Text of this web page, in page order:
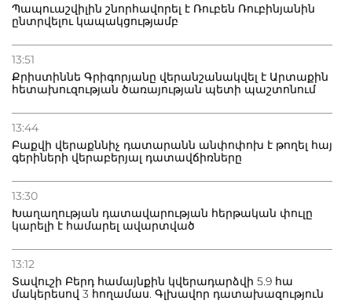
Պապուաշվիլին շնորհավորել է Ռուբեն Ռուբինյանին
ընտրվելու կապակցությամբ
13:51
Քրիստիննե Գրիգորյանը վերանշանակվել է Արտաքին
հետախուզության ծառայության պետի պաշտոնում
13:44
Բաքվի վերաքննիչ դատարանն անփոփոխ է թողել հայ
գերիների վերաբերյալ դատավճիռները
13:30
Խաղաղության դատավարության հերթական փուլը
կարելի է համարել ավարտված
13:12
Տավուշի Բերդ համայնքին կվերադարձվի 5.9 հա
մակերեսով 3 հողամաս. Գլխավոր դատախազություն